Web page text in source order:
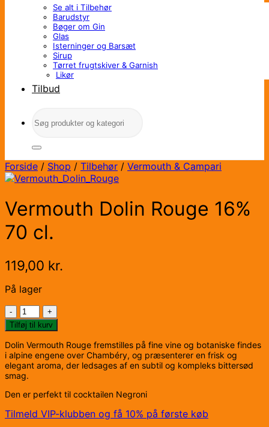
Se alt i Tilbehør
Barudstyr
Bøger om Gin
Glas
Isterninger og Barsæt
Sirup
Tørret frugtskiver & Garnish
Likør
Tilbud
efter:
Forside / Shop / Tilbehør / Vermouth & Campari
Vermouth Dolin Rouge 16%
70 cl.
119,00 kr.
På lager
Vermouth
Dolin
Rouge
16%
70
cl.
antal
Tilføj til kurv
Dolin Vermouth Rouge fremstilles på fine vine og botaniske findes
i alpine engene over Chambéry, og præsenterer en frisk og
elegant aroma, der ledsages af en subtil og kompleks bittersød
smag.
Den er perfekt til cocktailen Negroni
Tilmeld VIP-klubben og få 10% på første køb